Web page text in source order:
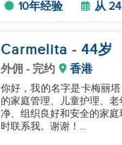
10年经验 从
Carmelita - 44岁
外佣 - 完约 香港
你好，我的名字是卡梅丽
的家庭管理、儿童护理、
净、组织良好和安全的家
时联系我。谢谢！...